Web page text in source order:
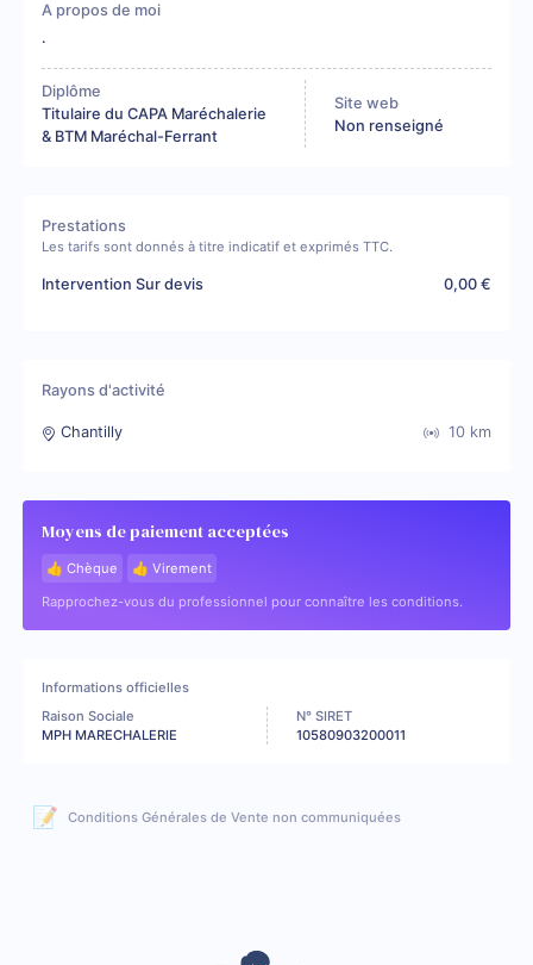
A propos de moi
.
Diplôme
Titulaire du CAPA Maréchalerie
& BTM Maréchal-Ferrant
Site web
Non renseigné
Prestations
Les tarifs sont donnés à titre indicatif et exprimés TTC.
Intervention Sur devis 0,00 €
Rayons d'activité
Chantilly 10 km
Moyens de paiement acceptées
👍 Chèque
👍 Virement
Rapprochez-vous du professionnel pour connaître les conditions.
Informations officielles
Raison Sociale
MPH MARECHALERIE
N° SIRET
10580903200011
📝 Conditions Générales de Vente non communiquées